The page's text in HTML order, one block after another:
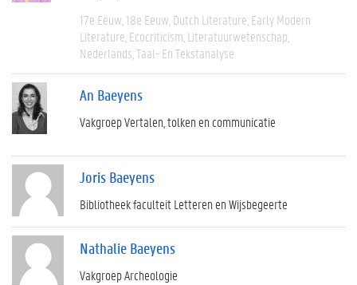
17e Eeuw 18e Eeuw Dutch Literature Early Modern
Literature Ecocriticism Literatuurwetenschap
Nederlands Taal- En Tekstanalyse
An Baeyens
Vakgroep Vertalen, tolken en communicatie
Joris Baeyens
Bibliotheek faculteit Letteren en Wijsbegeerte
Nathalie Baeyens
Vakgroep Archeologie